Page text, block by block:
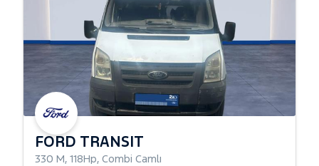
FORD TRANSIT
330 M, 118Hp, Combi Camlı